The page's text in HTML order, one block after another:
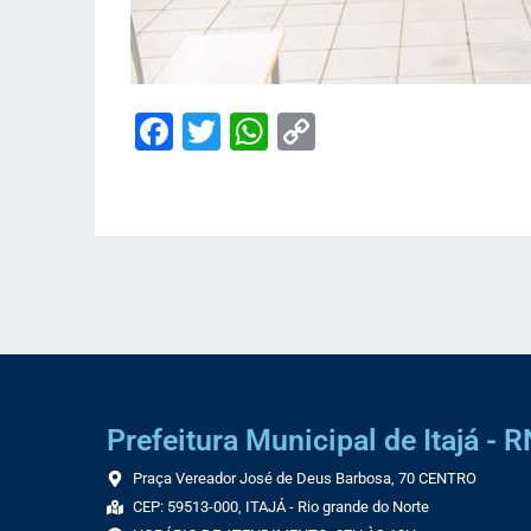
Facebook
TwitterWhatsApp
Copy
Prefeitura Municipal de Itajá -
Praça Vereador José de Deus Barbosa, 70 CENTRO
CEP: 59513-000, ITAJÁ - Rio grande do Norte